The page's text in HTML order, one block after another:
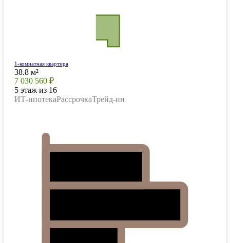
1-комнатная квартира
38.8 м²
7 030 560 ₽
5 этаж из 16
ИТ-ипотекаРассрочкаТрейд-ин